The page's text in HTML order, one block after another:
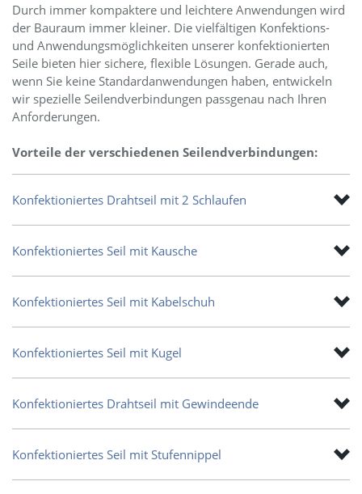
Durch immer kompaktere und leichtere Anwendungen wird
der Bauraum immer kleiner. Die vielfältigen Konfektions-
und Anwendungsmöglichkeiten unserer konfektionierten
Seile bieten hier sichere, flexible Lösungen. Gerade auch,
wenn Sie keine Standardanwendungen haben, entwickeln
wir spezielle Seilendverbindungen passgenau nach Ihren
Anforderungen.
Vorteile der verschiedenen Seilendverbindungen:
Konfektioniertes Drahtseil mit 2 Schlaufen
Konfektioniertes Seil mit Kausche
Konfektioniertes Seil mit Kabelschuh
Konfektioniertes Seil mit Kugel
Konfektioniertes Drahtseil mit Gewindeende
Konfektioniertes Seil mit Stufennippel